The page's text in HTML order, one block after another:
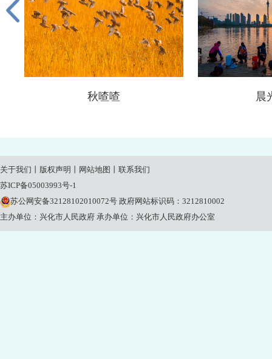
秋喳喳 晨
关于我们 版权声明 网站地图
联系我们
苏ICP备05003993号-1
苏公网安备32128102010072号 政府网站标识码：3212810002
主办单位：兴化市人民政府 承办单位：兴化市人民政府办公室